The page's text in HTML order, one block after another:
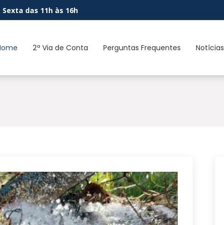
das 11h às 16h
2ª Via de Conta Perguntas Frequentes Notícias